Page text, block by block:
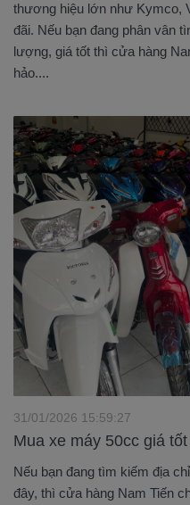
thương hiệu lớn như Kymco,
đãi. Nếu bạn đang phân vân
lượng, giá tốt thì cửa hàng
hảo....
Mua xe máy 50cc giá
31/01/2026 15:59:27
Nếu bạn đang tìm kiếm địa
đây, thì cửa hàng Nam Tiến